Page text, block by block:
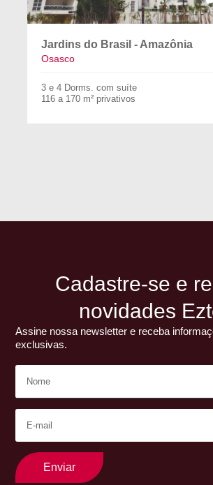
Jardins do Brasil - Amazônia
Osasco
3 e 4 Dorms. com suíte
116 a 170 m² privativos
Cadastre-se e
novidades
Assine nossa newsletter e receba
exclusivas.
Enviar